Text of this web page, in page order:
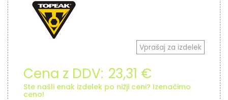
Vprašaj za izdelek
Cena z DDV: 23,31 €
Ste našli enak izdelek po nižji ceni? Izenačimo
ceno!